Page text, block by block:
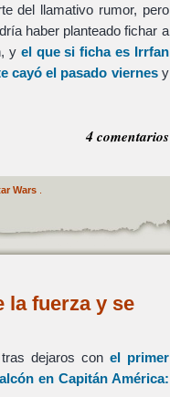
del llamativo rumor, pero
haber planteado fichar a
y el que si ficha es Irrfan
cayó el pasado viernesy
4 comentarios
Wars.
la fuerza y se
dejaros con el primer
en Capitán América: